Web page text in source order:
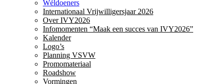
Wéldoeners
Internationaal Vrijwilligersjaar 2026
Over IVY2026
Infomomenten “Maak een succes van IVY2026”
Kalender
Logo’s
Planning VSVW
Promomateriaal
Roadshow
Vormingen